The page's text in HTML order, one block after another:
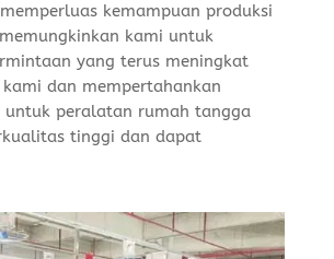
kemampuan produksi
kami untuk
yang terus meningkat
dan mempertahankan
untuk peralatan rumah tangga
tinggi dan dapat